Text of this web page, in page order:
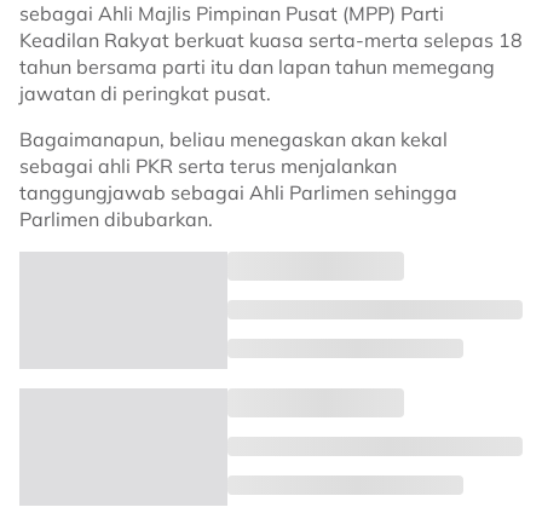
sebagai Ahli Majlis Pimpinan Pusat (MPP) Parti
Keadilan Rakyat berkuat kuasa serta-merta selepas 18
tahun bersama parti itu dan lapan tahun memegang
jawatan di peringkat pusat.
Bagaimanapun, beliau menegaskan akan kekal
sebagai ahli PKR serta terus menjalankan
tanggungjawab sebagai Ahli Parlimen sehingga
Parlimen dibubarkan.